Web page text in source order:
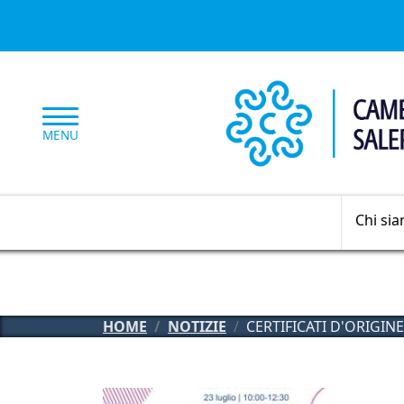
MENU
Chi
HOME NOTIZIE CERTIFICATI